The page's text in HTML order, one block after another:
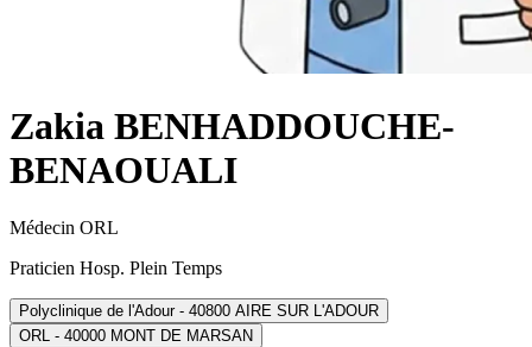
Zakia BENHADDOUCHE-
BENAOUALI
Médecin ORL
Praticien Hosp. Plein Temps
Polyclinique de l'Adour - 40800 AIRE SUR L'ADOUR
ORL - 40000 MONT DE MARSAN